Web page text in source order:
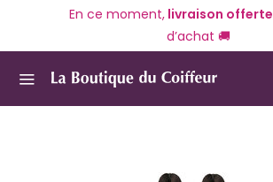
En ce moment,livraison offerte
d’achat 🚚